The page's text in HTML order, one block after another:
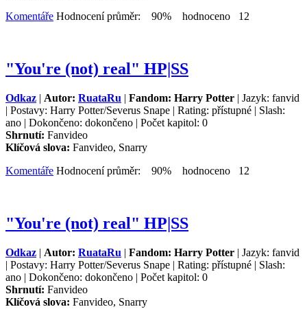
Komentáře Hodnocení průměr: 90% hodnoceno 12
"You're (not) real" HP|SS
Odkaz | Autor: RuataRu | Fandom: Harry Potter | Jazyk: fanvid
| Postavy: Harry Potter/Severus Snape | Rating: přístupné | Slash:
ano | Dokončeno: dokončeno | Počet kapitol: 0
Shrnutí: Fanvideo
Klíčová slova: Fanvideo, Snarry
Komentáře Hodnocení průměr: 90% hodnoceno 12
"You're (not) real" HP|SS
Odkaz | Autor: RuataRu | Fandom: Harry Potter | Jazyk: fanvid
| Postavy: Harry Potter/Severus Snape | Rating: přístupné | Slash:
ano | Dokončeno: dokončeno | Počet kapitol: 0
Shrnutí: Fanvideo
Klíčová slova: Fanvideo, Snarry